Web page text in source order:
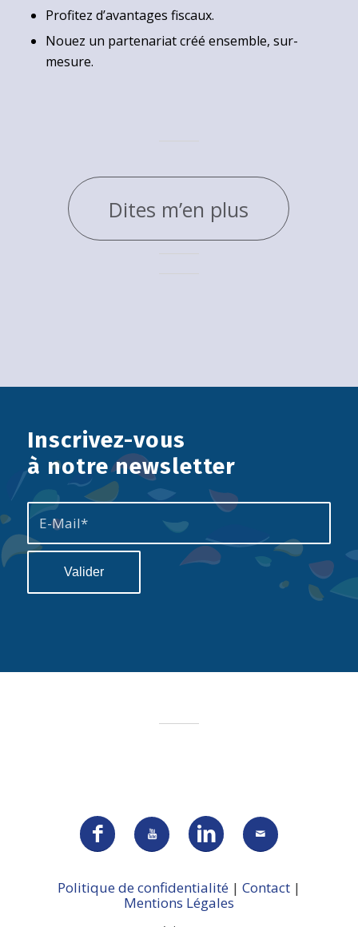
Profitez d’avantages fiscaux.
Nouez un partenariat créé ensemble, sur-
mesure.
Dites m’en plus
Inscrivez-vous
à notre newsletter
Politique de confidentialité | Contact |
Mentions Légales